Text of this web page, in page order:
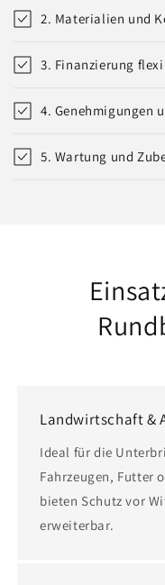
2. Materialien und
3. Finanzierung
4. Genehmigungen
5. Wartung und
Landwirtschaft &
Ideal für die
Fahrzeugen, Futter
bieten Schutz vor
erweiterbar.